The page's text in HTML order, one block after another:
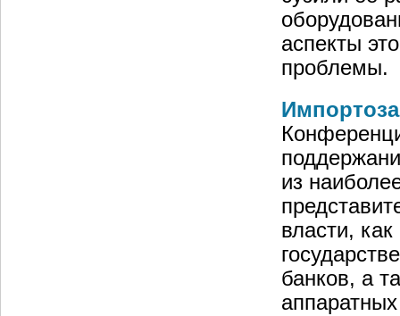
аспекты
проблемы.
из
власти,
банков, а